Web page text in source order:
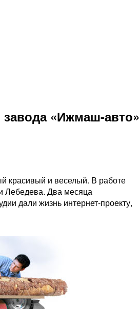
завода «Ижмаш-авто»
красивый и веселый. В работе
Лебедева. Два месяца
дали жизнь интернет-проекту,